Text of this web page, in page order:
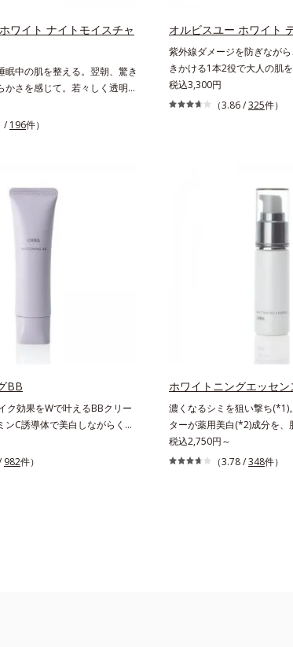
上向き(*12)のハリと透明感
す。*1 メラニンの生成を抑
スを防ぐ（ウォッシュを除く）
ンケアシリーズの保湿力
手入れのこと*4 剥がれず
い角層*5 乾燥による*6 洗
感に満ちた肌へ導く保湿成分
サ抽出液、スイカズラエキス
ずみまで水分・油分を保ち、ハ
保湿成分*12 気持ちのこと
グケアを応援します。*1 メ
え、シミ・ソバカスを防ぐ
*2 オルビス内スキンケアシ
齢に応じたお手入れのこと
乾燥、ハリ・ツヤのなさ*6
分*8 ロニセラカエルレア果
こと各商品の詳しい情報は
さい。・BEAUTY夏祭りは、
ワイト ナイトモイスチャ
眠中の肌を整える。翌朝、驚き
かさを感じて。若々しく透明感
る要素と、年齢肌(*1)のメラ
チして、明るくなめらかな肌
く、メラニンが蓄積しがちな年
タボ(*2)”にアプローチして、
目指します。*1 年齢を重ねた
剰に生成する状態
/ 196件）
オルビスユー ホワイト
紫外線ダメージを防ぎなが
きかける1本2役で大人の肌
く透明感のある美肌を構成す
(*2)のメラニン生成にアプロ
チして、澄みわたる美肌を
ニンの生成を抑え、シミ・
税込3,300円
（3.86 /325件）
BB
ク効果をWで叶えるBBクリー
ンC誘導体で美白しながらくす
を長時間キープ。メイクしな
果も発揮する、薬用美白BBク
982件）
ホワイトニングエッセン
濃くなるシミを狙い撃ち(*1)
ターが薬用美白(*2)成分を、
効かせる美容液。しつこいシ
ラニン(*1)”の生成を抑え、透
税込2,750円～
（3.78 /348件）